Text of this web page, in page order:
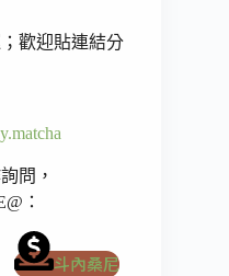
歡迎貼連結分
問，
：
斗內桑尼